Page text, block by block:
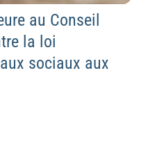
au Conseil
la loi
sociaux aux